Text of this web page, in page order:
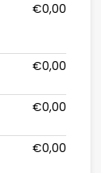
€0,00
€0,00
€0,00
€0,00